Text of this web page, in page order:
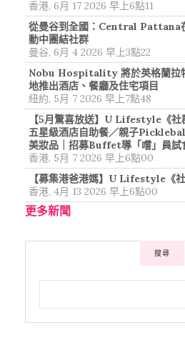
香港, 6月 17 2026 早上6點11
從曼谷到全國：Central Pattana
動中團結社群
曼谷, 6月 4 2026 早上3點22
Nobu Hospitality 將於英格蘭拉
地推出酒店、餐廳及住宅項目
紐約, 5月 7 2026 早上7點48
【5月驚喜放送】U Lifestyle《社
五星級酒店自助餐／親子
美妝品｜招募Buffet導「嚐」員試
香港, 5月 7 2026 早上6點00
【募集港爸港媽】U Lifestyle《
香港, 4月 13 2026 早上6點00
更多新聞
搜尋